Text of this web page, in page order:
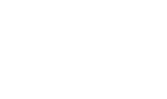
le
audition.